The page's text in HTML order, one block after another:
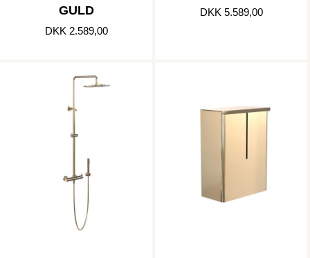
GULD
DKK 2.589,00
DKK 5.589,00